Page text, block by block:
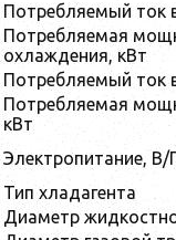
Потребляемый ток
Потребляемая
охлаждения, кВт
Потребляемый ток
Потребляемая
кВт
Электропитание,
Тип хладагента
Диаметр